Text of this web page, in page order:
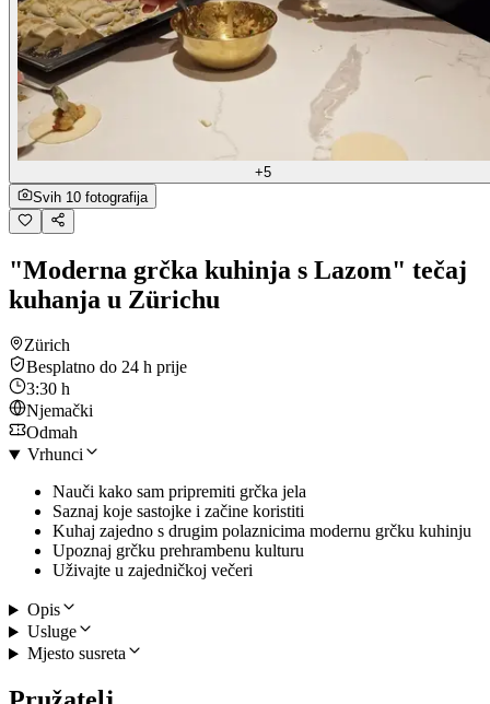
+5
Svih 10 fotografija
"Moderna grčka kuhinja s Lazom" tečaj
kuhanja u Zürichu
Zürich
Besplatno do 24 h prije
3:30 h
Njemački
Odmah
Vrhunci
Nauči kako sam pripremiti grčka jela
Saznaj koje sastojke i začine koristiti
Kuhaj zajedno s drugim polaznicima modernu grčku kuhinju
Upoznaj grčku prehrambenu kulturu
Uživajte u zajedničkoj večeri
Opis
Usluge
Mjesto susreta